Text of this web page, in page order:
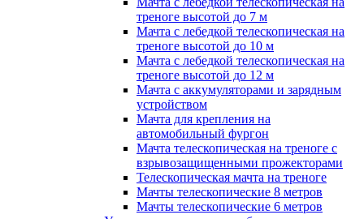
треноге высотой до 7 м
Мачта с лебедкой телескопическая на
треноге высотой до 10 м
Мачта с лебедкой телескопическая на
треноге высотой до 12 м
Мачта с аккумуляторами и зарядным
устройством
Мачта для крепления на
автомобильный фургон
Мачта телескопическая на треноге с
взрывозащищенными прожекторами
Телескопическая мачта на треноге
Мачты телескопические 8 метров
Мачты телескопические 6 метров